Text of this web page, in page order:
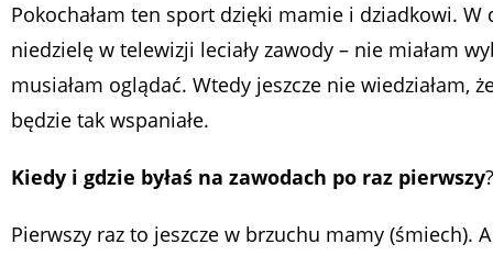
Pokochałam ten sport dzięki mamie i dziadkowi. W
niedzielę w telewizji leciały zawody – nie miałam
musiałam oglądać. Wtedy jeszcze nie wiedziałam,
będzie tak wspaniałe.
Kiedy i gdzie byłaś na zawodach po raz pierwszy?
Pierwszy raz to jeszcze w brzuchu mamy (śmiech).